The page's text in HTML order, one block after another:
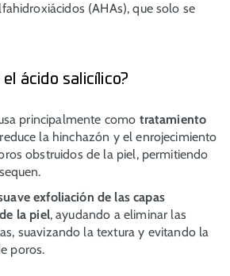
(AHAs), que solo se
ácido salicílico?
principalmente como tratamiento
la hinchazón y el enrojecimiento
obstruidos de la piel, permitiendo
exfoliación de las capas
la piel, ayudando a eliminar las
suavizando la textura y evitando la
poros.